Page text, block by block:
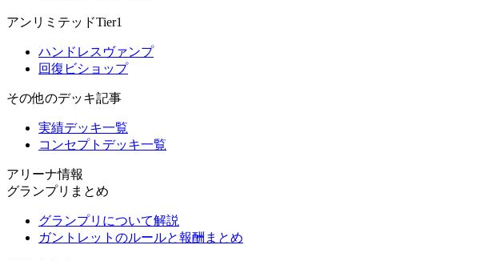
アンリミテッドTier1
ハンドレスヴァンプ
回復ビショップ
その他のデッキ記事
実績デッキ一覧
コンセプトデッキ一覧
アリーナ情報
グランプリまとめ
グランプリについて解説
ガントレットのルールと報酬まとめ